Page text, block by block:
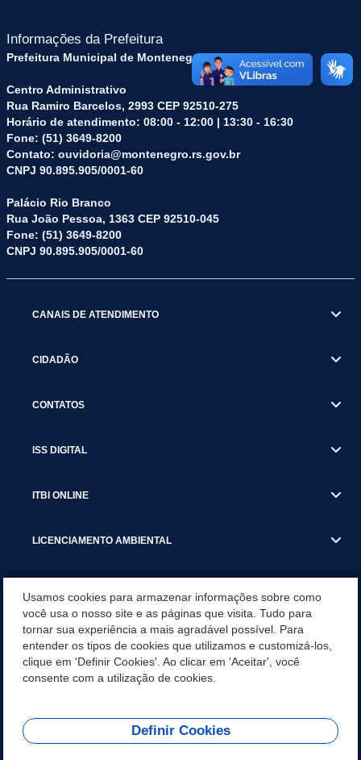
Informações da Prefeitura
Prefeitura Municipal de Montenegro (RS)
Centro Administrativo
Rua Ramiro Barcelos, 2993 CEP 92510-275
Horário de atendimento: 08:00 - 12:00 | 13:30 - 16:30
Fone: (51) 3649-8200
Contato: ouvidoria@montenegro.rs.gov.br
CNPJ 90.895.905/0001-60
Palácio Rio Branco
Rua João Pessoa, 1363 CEP 92510-045
Fone: (51) 3649-8200
CNPJ 90.895.905/0001-60
CANAIS DE ATENDIMENTO
CIDADÃO
CONTATOS
ISS DIGITAL
ITBI ONLINE
LICENCIAMENTO AMBIENTAL
SERVIÇOS
SERVIÇOS DO DEPARTAMENTO DE RECEITA MUNICIPAL
REDES SOCIAIS
Usamos cookies para armazenar informações sobre como
você usa o nosso site e as páginas que visita. Tudo para
tornar sua experiência a mais agradável possível. Para
entender os tipos de cookies que utilizamos e customizá-los,
clique em 'Definir Cookies'. Ao clicar em 'Aceitar', você
consente com a utilização de cookies.
Definir Cookies